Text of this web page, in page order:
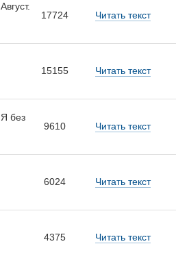
Август.
17724 Читать текст
15155 Читать текст
Я без
9610 Читать текст
6024 Читать текст
4375 Читать текст